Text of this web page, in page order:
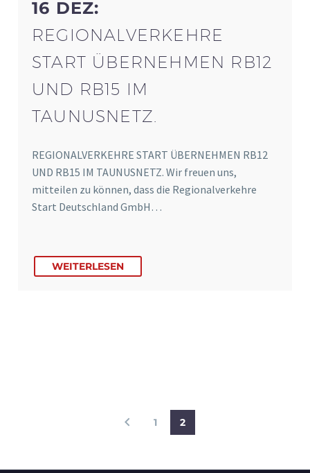
16 DEZ:
REGIONALVERKEHRE
START ÜBERNEHMEN RB12
UND RB15 IM
TAUNUSNETZ.
REGIONALVERKEHRE START ÜBERNEHMEN RB12
UND RB15 IM TAUNUSNETZ. Wir freuen uns,
mitteilen zu können, dass die Regionalverkehre
Start Deutschland GmbH…
WEITERLESEN
1 2